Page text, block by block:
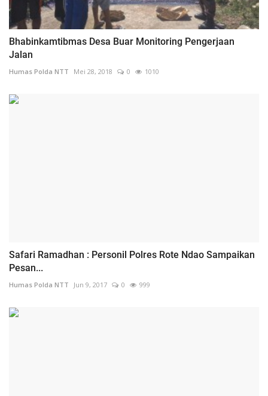
Bhabinkamtibmas Desa Buar Monitoring Pengerjaan
Jalan
Humas Polda NTT Mei 28, 2018 0 1010
Safari Ramadhan : Personil Polres Rote Ndao Sampaikan
Pesan...
Humas Polda NTT Jun 9, 2017 0 999